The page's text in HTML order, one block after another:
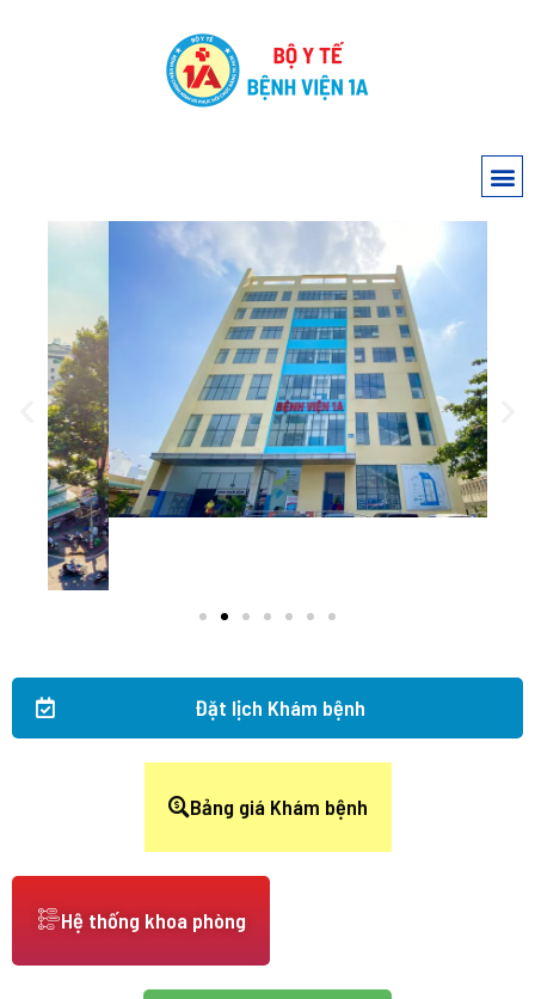
Đặt lịch Khám bệnh
Bảng giá Khám bệnh
Hệ thống khoa phòng